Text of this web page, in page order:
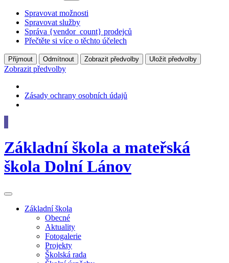
Spravovat možnosti
Spravovat služby
Správa {vendor_count} prodejců
Přečtěte si více o těchto účelech
Přijmout Odmítnout Zobrazit předvolby Uložit předvolby
Zobrazit předvolby
Zásady ochrany osobních údajů
Základní škola a mateřská
škola Dolní Lánov
Základníškola
Obecné
Aktuality
Fotogalerie
Projekty
Školská rada